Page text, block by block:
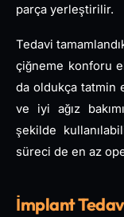
parça yerleştirilir.
Tedavi
çiğneme konforu
da oldukça tatmin
ve iyi ağız
şekilde
süreci de en az
İmplant